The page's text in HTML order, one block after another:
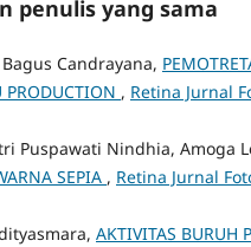
penulis yang sama
Candrayana,
PRODUCTION , Retina Jurnal
Puspawati Nindhia, Amoga
SEPIA , Retina Jurnal
AKTIVITAS BURUH